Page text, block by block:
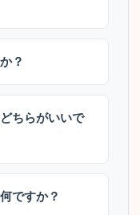
？
ちらがいいで
ですか？